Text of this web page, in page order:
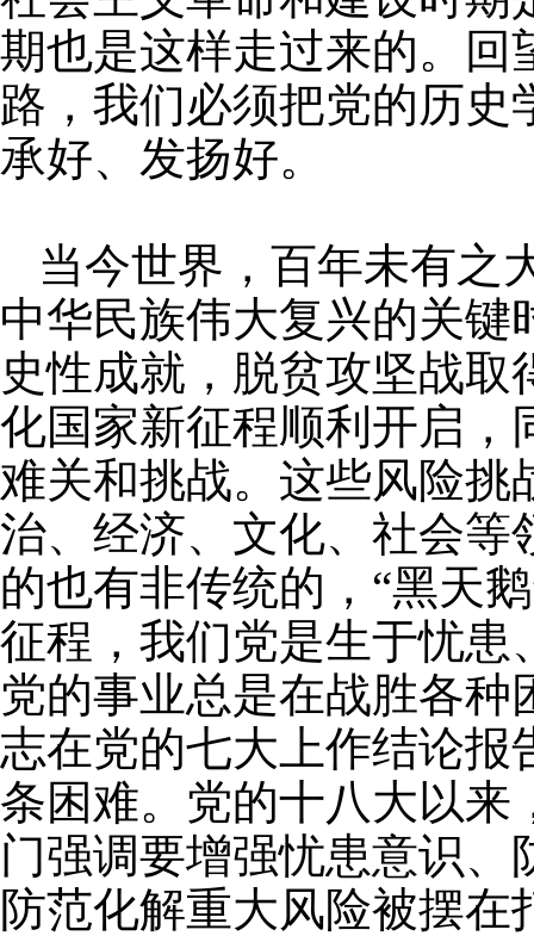
期也是这样走过来的。回
路，我们必须把党的历
承好、发扬好。
当今世界，百年未有之
中华民族伟大复兴的关
史性成就，脱贫攻坚战
化国家新征程顺利开启，
难关和挑战。这些风险挑
治、经济、文化、社会等
的也有非传统的，“黑天
征程，我们党是生于忧患
党的事业总是在战胜各种
志在党的七大上作结论报
条困难。党的十八大以来
门强调要增强忧患意识
防范化解重大风险被摆